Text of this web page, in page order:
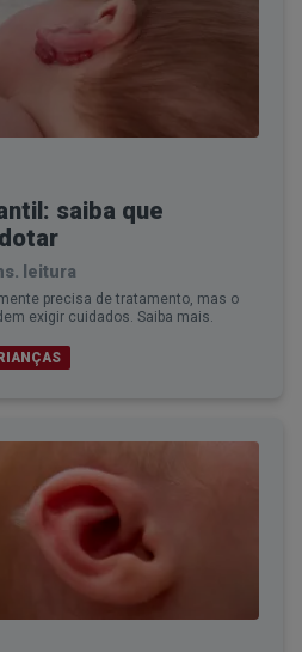
saiba que
leitura
precisa de tratamento, mas o
exigir cuidados. Saiba mais.